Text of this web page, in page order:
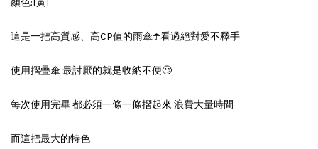
顏色:[黃]
這是一把高質感、高CP值的雨傘☂️看過絕對愛不釋手
使用摺疊傘 最討厭的就是收納不便🙄
每次使用完畢 都必須一條一條摺起來 浪費大量時間
而這把最大的特色